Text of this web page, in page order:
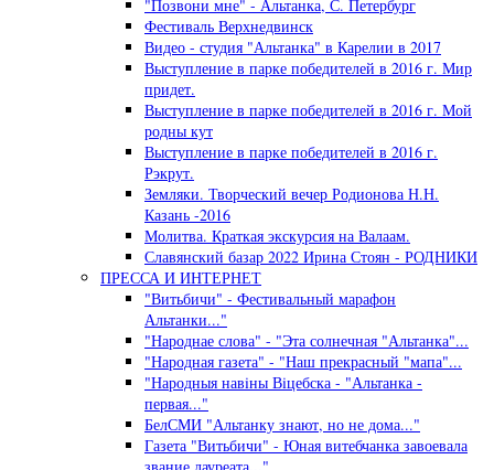
"Позвони мне" - Альтанка, С. Петербург
Фестиваль Верхнедвинск
Видео - студия "Альтанка" в Карелии в 2017
Выступление в парке победителей в 2016 г. Мир
придет.
Выступление в парке победителей в 2016 г. Мой
родны кут
Выступление в парке победителей в 2016 г.
Рэкрут.
Земляки. Творческий вечер Родионова Н.Н.
Казань -2016
Молитва. Краткая экскурсия на Валаам.
Славянский базар 2022 Ирина Стоян - РОДНИКИ
ПРЕССА И ИНТЕРНЕТ
"Витьбичи" - Фестивальный марафон
Альтанки..."
"Народнае слова" - "Эта солнечная "Альтанка"...
"Народная газета" - "Наш прекрасный "мапа"...
"Народныя навiны Вiцебска - "Альтанка -
первая..."
БелСМИ "Альтанку знают, но не дома..."
Газета "Витьбичи" - Юная витебчанка завоевала